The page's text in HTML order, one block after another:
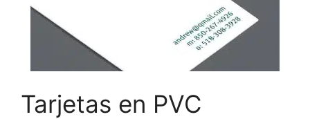
Tarjetas en PVC